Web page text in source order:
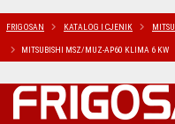
FRIGOSAN KATALOG I CJENIK
MITSUBISHI MSZ/MUZ-AP60 KLIMA 6 KW